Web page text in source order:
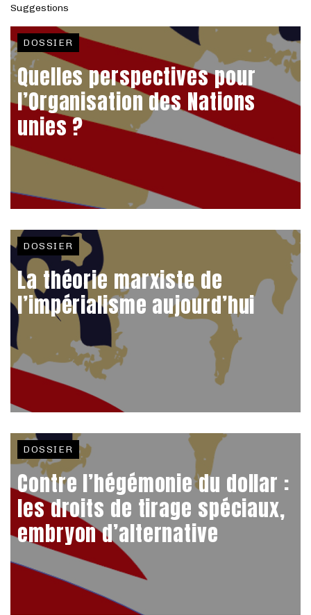
Suggestions
DOSSIER
Quelles perspectives pour
l’Organisation des Nations
unies ?
DOSSIER
La théorie marxiste de
l’impérialisme aujourd’hui
DOSSIER
Contre l’hégémonie du dollar :
les droits de tirage spéciaux,
embryon d’alternative